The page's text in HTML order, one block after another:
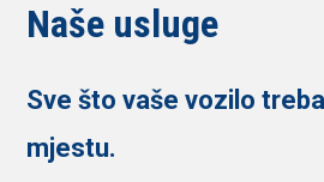
Naše usluge
Sve što vaše vozilo
mjestu.